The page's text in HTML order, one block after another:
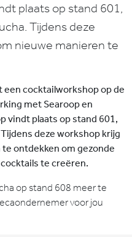
plaats op stand 601,
Tijdens deze
nieuwe manieren te
cocktailworkshop op de
met Searoop en
vindt plaats op stand 601,
deze workshop krijg
ontdekken om gezonde
te creëren.
op stand 608 meer te
voor jou